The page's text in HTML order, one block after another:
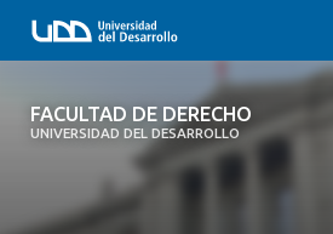
FACULTAD DE DERECHO
UNIVERSIDAD DEL DESARROLLO
FACULTAD DE DERECHO
SOBRE LA FACULTAD